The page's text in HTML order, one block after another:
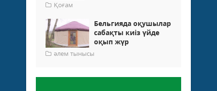
Қоғам
Бельгияда оқушылар
сабақты киіз үйде
оқып жүр
әлем тынысы